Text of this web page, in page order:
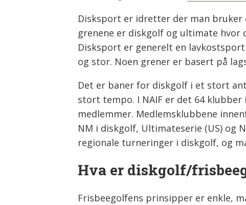
Disksport er idretter der man bruker
grenene er diskgolf og ultimate
Disksport er generelt en
og stor. Noen grener er basert på
Det er baner for diskgolf i et stort
stort tempo. I NAIF er det 64
medlemmer. Medlemsklubbene
NM i diskgolf, Ultimateserie (US) og
regionale turneringer i diskgolf, og
Hva er diskgolf/
Frisbeegolfens prinsipper er enkle,